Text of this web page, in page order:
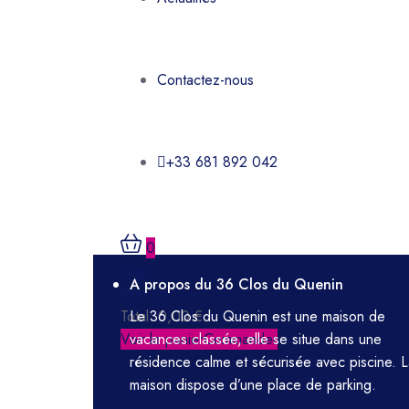
Contactez-nous
+33 681 892 042
0
Sign Up
Total:0,00€
Voir le panierCommander
A propos du 36 Clos du Quenin
Le 36 Clos du Quenin est une maison de
vacances classée, elle se situe dans une
résidence calme et sécurisée avec piscine.
maison dispose d’une place de parking.